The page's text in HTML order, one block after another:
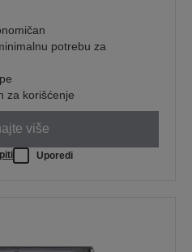
potrebu za
za korišćenje
više
Uporedi